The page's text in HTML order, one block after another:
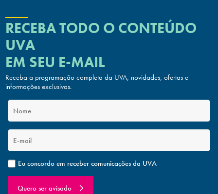
RECEBA TODO O CONTEÚDO
UVA
EM SEU E-MAIL
Receba a programação completa da UVA, novidades, ofertas e
informações exclusivas.
Eu concordo em receber comunicações da UVA
Quero ser avisado